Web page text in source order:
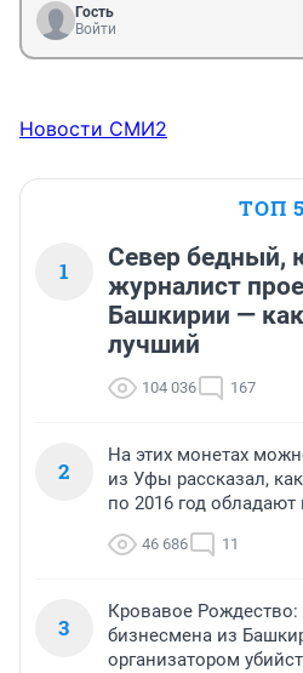
Гость
Войти
Новости СМИ2
ТОП 5
1
Север бедный,
журналист
Башкирии —
лучший
104 036 167
2
На этих монетах
из Уфы рассказал,
по 2016 год
46 686 11
3
Кровавое Рождество:
бизнесмена из
организатором